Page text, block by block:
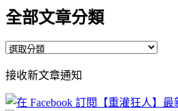
全部文章分類
全
文
章
接收新文章通知